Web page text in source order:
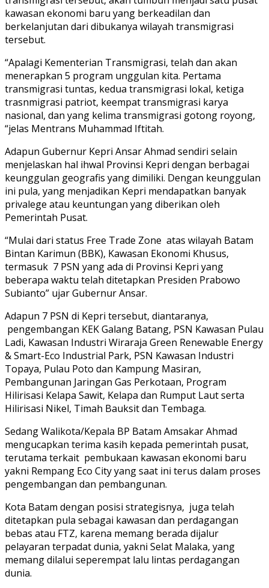
kawasan ekonomi baru yang berkeadilan dan
berkelanjutan dari dibukanya wilayah transmigrasi
tersebut.
“Apalagi Kementerian Transmigrasi, telah dan akan
menerapkan 5 program unggulan kita. Pertama
transmigrasi tuntas, kedua transmigrasi lokal, ketiga
trasnmigrasi patriot, keempat transmigrasi karya
nasional, dan yang kelima transmigrasi gotong royong,
“jelas Mentrans Muhammad Iftitah.
Adapun Gubernur Kepri Ansar Ahmad sendiri selain
menjelaskan hal ihwal Provinsi Kepri dengan berbagai
keunggulan geografis yang dimiliki. Dengan keunggulan
ini pula, yang menjadikan Kepri mendapatkan banyak
privalege atau keuntungan yang diberikan oleh
Pemerintah Pusat.
“Mulai dari status Free Trade Zone atas wilayah Batam
Bintan Karimun (BBK), Kawasan Ekonomi Khusus,
termasuk 7 PSN yang ada di Provinsi Kepri yang
beberapa waktu telah ditetapkan Presiden Prabowo
Subianto” ujar Gubernur Ansar.
Adapun 7 PSN di Kepri tersebut, diantaranya,
pengembangan KEK Galang Batang, PSN Kawasan Pulau
Ladi, Kawasan Industri Wiraraja Green Renewable Energy
& Smart-Eco Industrial Park, PSN Kawasan Industri
Topaya, Pulau Poto dan Kampung Masiran,
Pembangunan Jaringan Gas Perkotaan, Program
Hilirisasi Kelapa Sawit, Kelapa dan Rumput Laut serta
Hilirisasi Nikel, Timah Bauksit dan Tembaga.
Sedang Walikota/Kepala BP Batam Amsakar Ahmad
mengucapkan terima kasih kepada pemerintah pusat,
terutama terkait pembukaan kawasan ekonomi baru
yakni Rempang Eco City yang saat ini terus dalam proses
pengembangan dan pembangunan.
Kota Batam dengan posisi strategisnya, juga telah
ditetapkan pula sebagai kawasan dan perdagangan
bebas atau FTZ, karena memang berada dijalur
pelayaran terpadat dunia, yakni Selat Malaka, yang
memang dilalui seperempat lalu lintas perdagangan
dunia.